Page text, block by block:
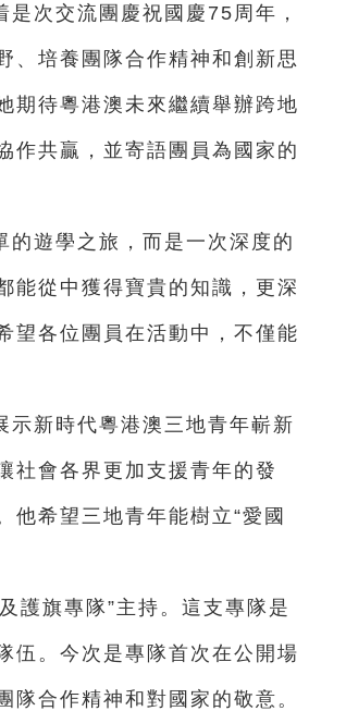
次交流團慶祝國慶75周年，
、培養團隊合作精神和創新思
期待粵港澳未來繼續舉辦跨地
作共贏，並寄語團員為國家的
遊學之旅，而是一次深度的
能從中獲得寶貴的知識，更深
望各位團員在活動中，不僅能
示新時代粵港澳三地青年嶄新
社會各界更加支援青年的發
他希望三地青年能樹立“愛國
護旗專隊”主持。這支專隊是
伍。今次是專隊首次在公開場
合作精神和對國家的敬意。